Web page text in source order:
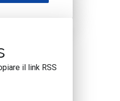
il link RSS